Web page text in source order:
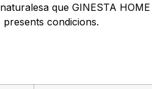
que GINESTA
condicions.